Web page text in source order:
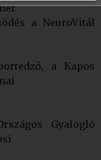
a NeuroVitál
a Kapos
Gyalogló